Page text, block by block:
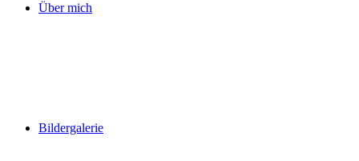
Über mich
Bildergalerie